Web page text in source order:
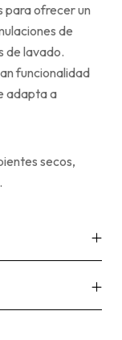
para ofrecer un
de
de lavado.
funcionalidad
adapta a
secos,